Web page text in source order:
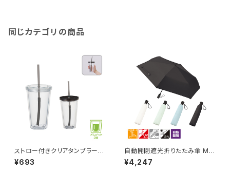
同じカテゴリの商品
ストロー付きクリアタンブラー
MG
¥693
自動開閉遮光折りたたみ傘 MG
（スムーズ収納タイプ）
¥4,247